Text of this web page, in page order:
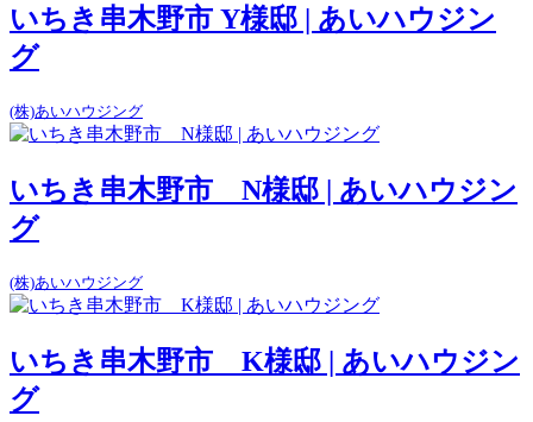
いちき串木野市 Y様邸 | あいハウジン
グ
(株)あいハウジング
いちき串木野市 N様邸 | あいハウジン
グ
(株)あいハウジング
いちき串木野市 K様邸 | あいハウジン
グ